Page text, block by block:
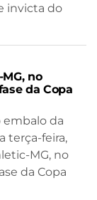
invicta do
no
da Copa
da
terça-feira,
MG, no
da Copa